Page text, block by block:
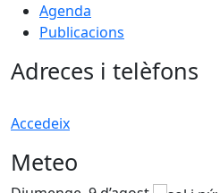
Agenda
Publicacions
Adreces i telèfons
Accedeix
Meteo